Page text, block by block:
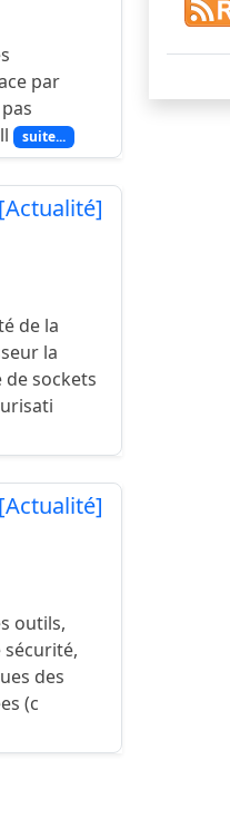
par
suite...
[Actualité]
de la
la
de sockets
[Actualité]
outils,
des
(c